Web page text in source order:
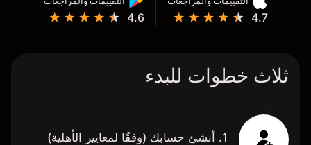
4.7
4.6
ثلاث خطوات للبدء
1. أنشئ حسابك (وفقًا لمعايير الأهلية)